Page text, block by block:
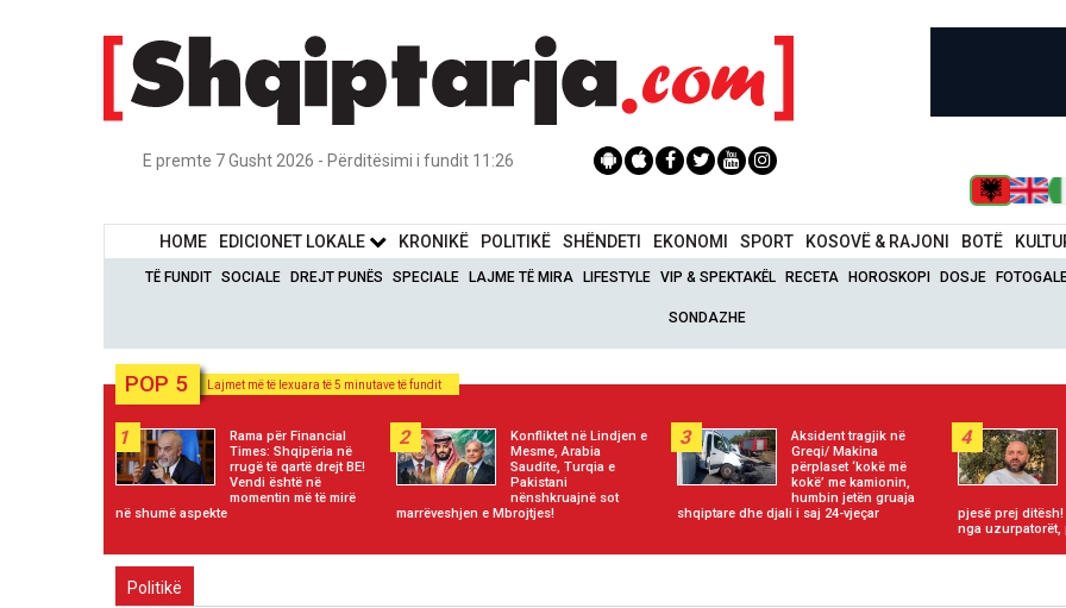
E premte 7 Gusht 2026 - Përditësimi i fundit 11:26
HOME EDICIONET LOKALE KRONIKË POLITIKË SHËNDETI EKONOMI SPORT KOSOVË & RAJONI BOTË
TË FUNDIT SOCIALE DREJT PUNËS SPECIALE LAJME TË MIRA LIFESTYLE VIP & SPEKTAKËL RECETA HOROSKOPI DOSJE
SONDAZHE
POP 5 Lajmet më të lexuara të 5 minutave të fundit
1
Rama për Financial
Times: Shqipëria në
rrugë të qartë drejt BE!
Vendi është në
momentin më të mirë
në shumë aspekte
2
Konfliktet në Lindjen e
Mesme, Arabia
Saudite, Turqia e
Pakistani
nënshkruajnë sot
marrëveshjen e Mbrojtjes!
3
Aksident tragjik në
Greqi/ Makina
përplaset ‘kokë më
kokë’ me kamionin,
humbin jetën gruaja
shqiptare dhe djali i saj 24-vjeçar
4
pjesë prej
nga uzurpatorët,
Politikë